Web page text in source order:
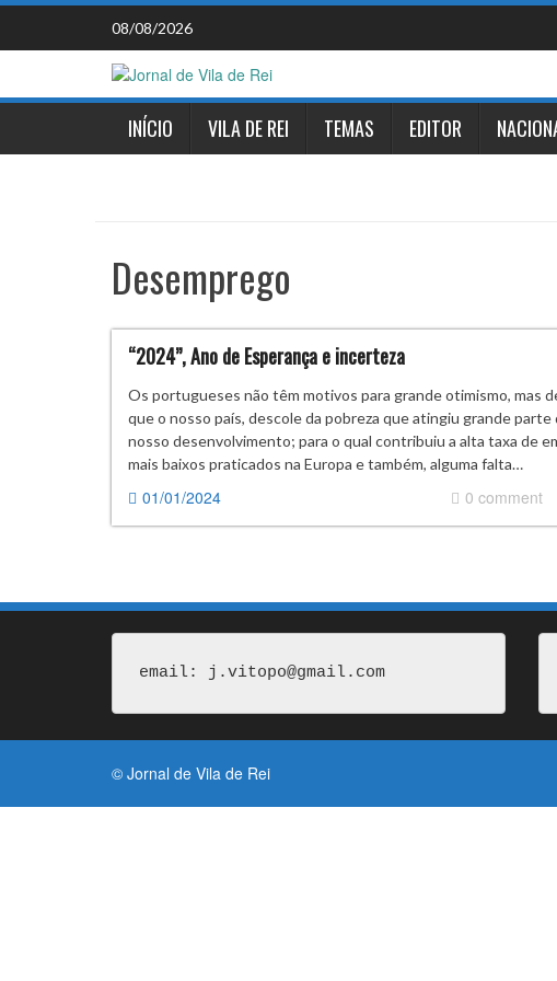
Skip
content
08/08/2026
INÍCIO VILA DE REI TEMAS EDITOR
Desemprego
“2024”, Ano de Esperança e incerteza
Os portugueses não têm motivos para grande otimismo, mas
que o nosso país, descole da pobreza que atingiu grande
nosso desenvolvimento; para o qual contribuiu a alta taxa de
mais baixos praticados na Europa e também, alguma falta…
01/01/2024 0 comment
email: j.vitopo@gmail.com
© Jornal de Vila de Rei